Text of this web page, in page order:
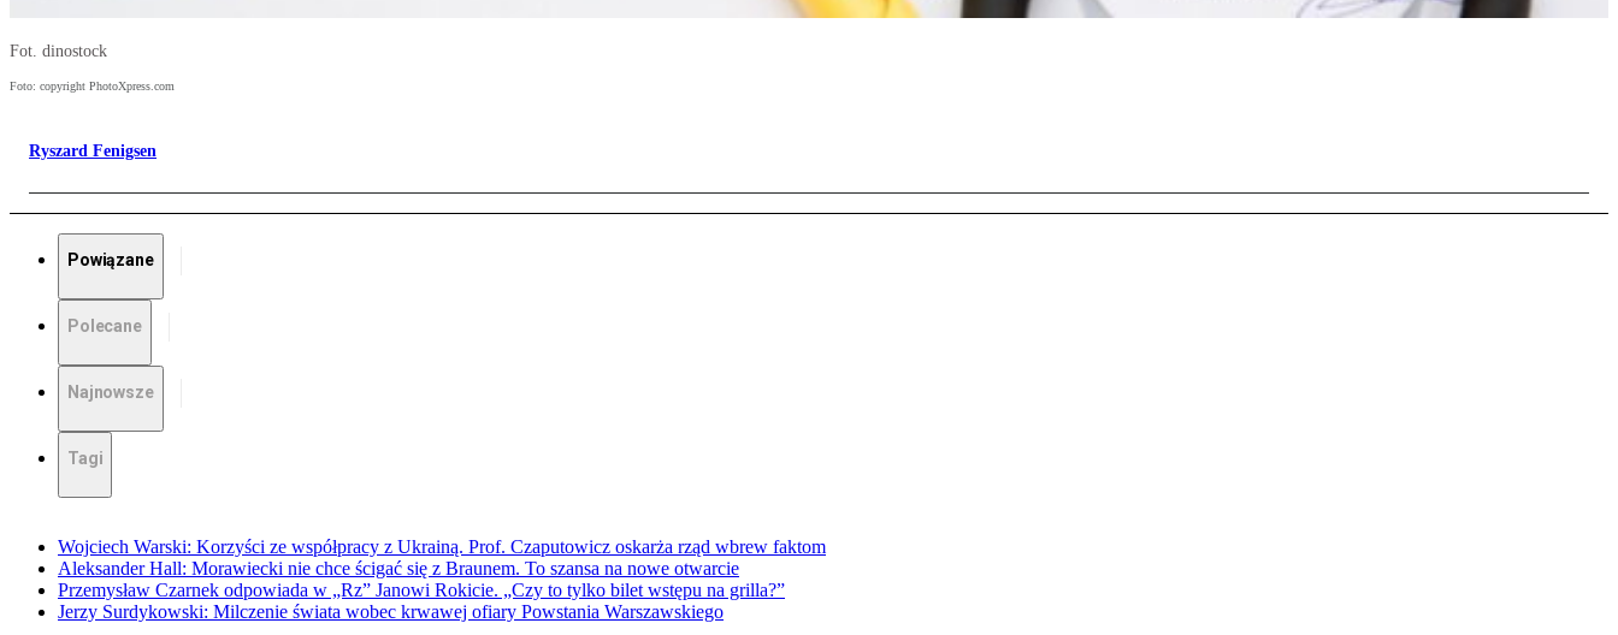
Fot. dinostock
Foto: copyright PhotoXpress.com
Ryszard Fenigsen
Powiązane
Polecane
Najnowsze
Tagi
Wojciech Warski: Korzyści ze współpracy z Ukrainą. Prof. Czaputowicz oskarża rząd wbrew faktom
Aleksander Hall: Morawiecki nie chce ścigać się z Braunem. To szansa na nowe otwarcie
Przemysław Czarnek odpowiada w „Rz” Janowi Rokicie. „Czy to tylko bilet wstępu na grilla?”
Jerzy Surdykowski: Milczenie świata wobec krwawej ofiary Powstania Warszawskiego